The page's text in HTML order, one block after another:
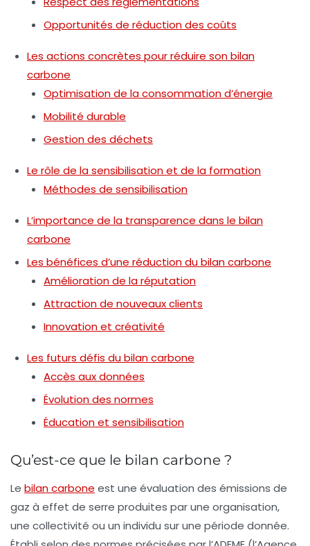
Opportunités de réduction des coûts
Les actions concrètes pour réduire son bilan
carbone
Optimisation de la consommation d’énergie
Mobilité durable
Gestion des déchets
Le rôle de la sensibilisation et de la formation
Méthodes de sensibilisation
L’importance de la transparence dans le bilan
carbone
Les bénéfices d’une réduction du bilan carbone
Amélioration de la réputation
Attraction de nouveaux clients
Innovation et créativité
Les futurs défis du bilan carbone
Accès aux données
Évolution des normes
Éducation et sensibilisation
Qu’est-ce que le bilan carbone ?
Le bilan carbone est une évaluation des émissions de
gaz à effet de serre produites par une organisation,
une collectivité ou un individu sur une période donnée.